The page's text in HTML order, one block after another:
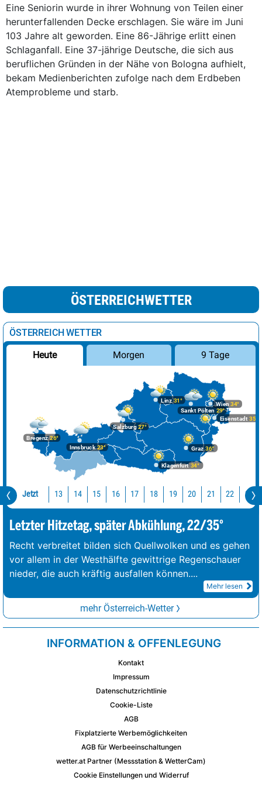
Eine Seniorin wurde in ihrer Wohnung von Teilen einer
herunterfallenden Decke erschlagen. Sie wäre im Juni
103 Jahre alt geworden. Eine 86-Jährige erlitt einen
Schlaganfall. Eine 37-jährige Deutsche, die sich aus
beruflichen Gründen in der Nähe von Bologna aufhielt,
bekam Medienberichten zufolge nach dem Erdbeben
Atemprobleme und starb.
ÖSTERREICHWETTER
ÖSTERREICH WETTER
Heute Morgen 9 Tage
Bregenz26°
Graz36°
Innsbruck23°
Klagenfurt 34°
Linz31°
Salzburg27°
Wien 34°
Eisenstadt 35°
Sankt Pölten 29°
Jetzt 13 14 15 16 17 18 19 20 21 22 23
Letzter Hitzetag, später Abkühlung, 22/35°
Recht verbreitet bilden sich Quellwolken und es gehen
vor allem in der Westhälfte gewittrige Regenschauer
nieder, die auch kräftig ausfallen können....
Mehr lesen
mehr Österreich-Wetter
INFORMATION & OFFENLEGUNG
Kontakt
Impressum
Datenschutzrichtlinie
Cookie-Liste
AGB
Fixplatzierte Werbemöglichkeiten
AGB für Werbeeinschaltungen
wetter.at Partner (Messstation & WetterCam)
Cookie Einstellungen und Widerruf